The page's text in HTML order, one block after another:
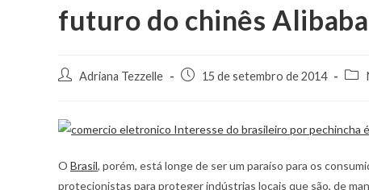
futuro do chinês Alibaba
Adriana Tezzelle 15 de setembro de 2014
O Brasil, porém, está longe de ser um paraíso para os
protecionistas para proteger indústrias locais que são, de